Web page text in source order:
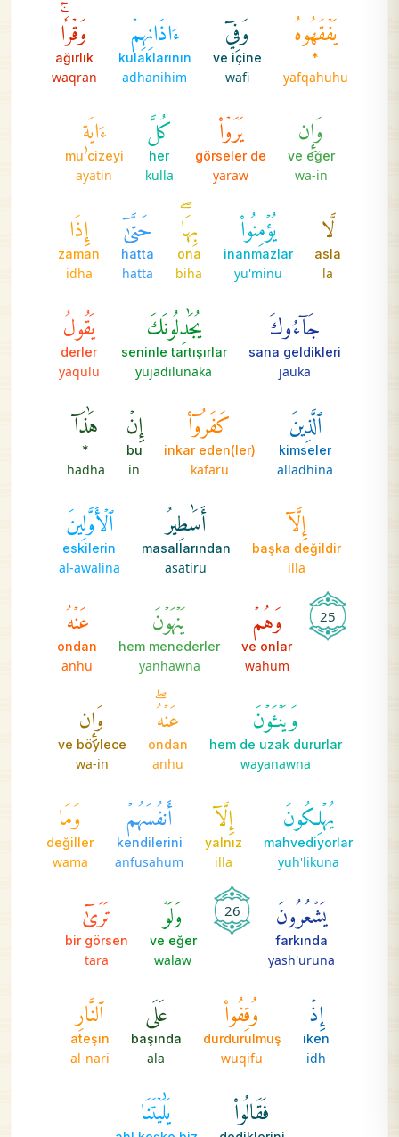
يَفۡقَهُوهُ
*
yafqahuhu
وَفِيٓ
ve içine
wafi
ءَاذَانِهِمۡ
kulaklarının
adhanihim
وَقۡرٗاۚ
ağırlık
waqran
وَإِن
ve eğer
wa-in
يَرَوۡاْ
görseler de
yaraw
كُلَّ
her
kulla
ءَايَةٖ
mu'cizeyi
ayatin
لَّا
asla
la
يُؤۡمِنُواْ
inanmazlar
yu'minu
بِهَاۖ
ona
biha
حَتَّىٰٓ
hatta
hatta
إِذَا
zaman
idha
جَآءُوكَ
sana geldikleri
jauka
يُجَٰدِلُونَكَ
seninle tartışırlar
yujadilunaka
يَقُولُ
derler
yaqulu
ٱلَّذِينَ
kimseler
alladhina
كَفَرُوٓاْ
inkar eden(ler)
kafaru
إِنۡ
bu
in
هَٰذَآ
*
hadha
إِلَّآ
başka değildir
illa
أَسَٰطِيرُ
masallarından
asatiru
ٱلۡأَوَّلِينَ
eskilerin
al-awalina
25 وَهُمۡ
ve onlar
wahum
يَنۡهَوۡنَ
hem menederler
yanhawna
عَنۡهُ
ondan
anhu
وَيَنۡـَٔوۡنَ
hem de uzak dururlar
wayanawna
عَنۡهُۖ
ondan
anhu
وَإِن
ve böylece
wa-in
يُهۡلِكُونَ
mahvediyorlar
yuh'likuna
إِلَّآ
yalnız
illa
أَنفُسَهُمۡ
kendilerini
anfusahum
وَمَا
değiller
wama
يَشۡعُرُونَ
farkında
yash'uruna
26 وَلَوۡ
ve eğer
walaw
تَرَىٰٓ
bir görsen
tara
إِذۡ
iken
idh
وُقِفُواْ
durdurulmuş
wuqifu
عَلَى
başında
ala
ٱلنَّارِ
ateşin
al-nari
فَقَالُواْ يَٰلَيۡتَنَا